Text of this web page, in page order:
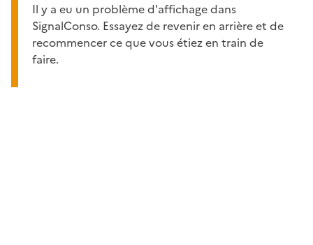
Il y a eu un problème d'affichage dans
SignalConso. Essayez de revenir en arrière et de
recommencer ce que vous étiez en train de
faire.